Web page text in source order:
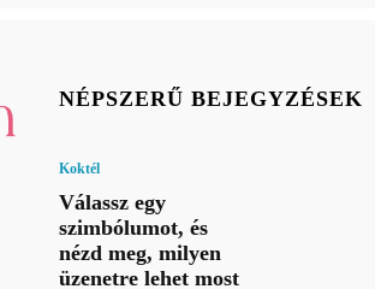
NÉPSZERŰ BEJEGYZÉSEK
Koktél
Válassz egy
szimbólumot, és
nézd meg, milyen
üzenetre lehet most